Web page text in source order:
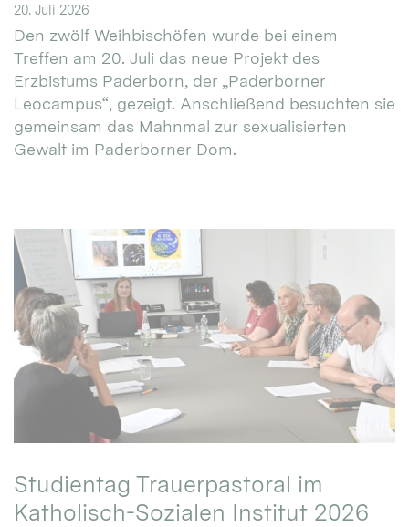
20. Juli 2026
Den zwölf Weihbischöfen wurde bei einem
Treffen am 20. Juli das neue Projekt des
Erzbistums Paderborn, der „Paderborner
Leocampus“, gezeigt. Anschließend besuchten sie
gemeinsam das Mahnmal zur sexualisierten
Gewalt im Paderborner Dom.
Studientag Trauerpastoral im
Katholisch-Sozialen Institut 2026